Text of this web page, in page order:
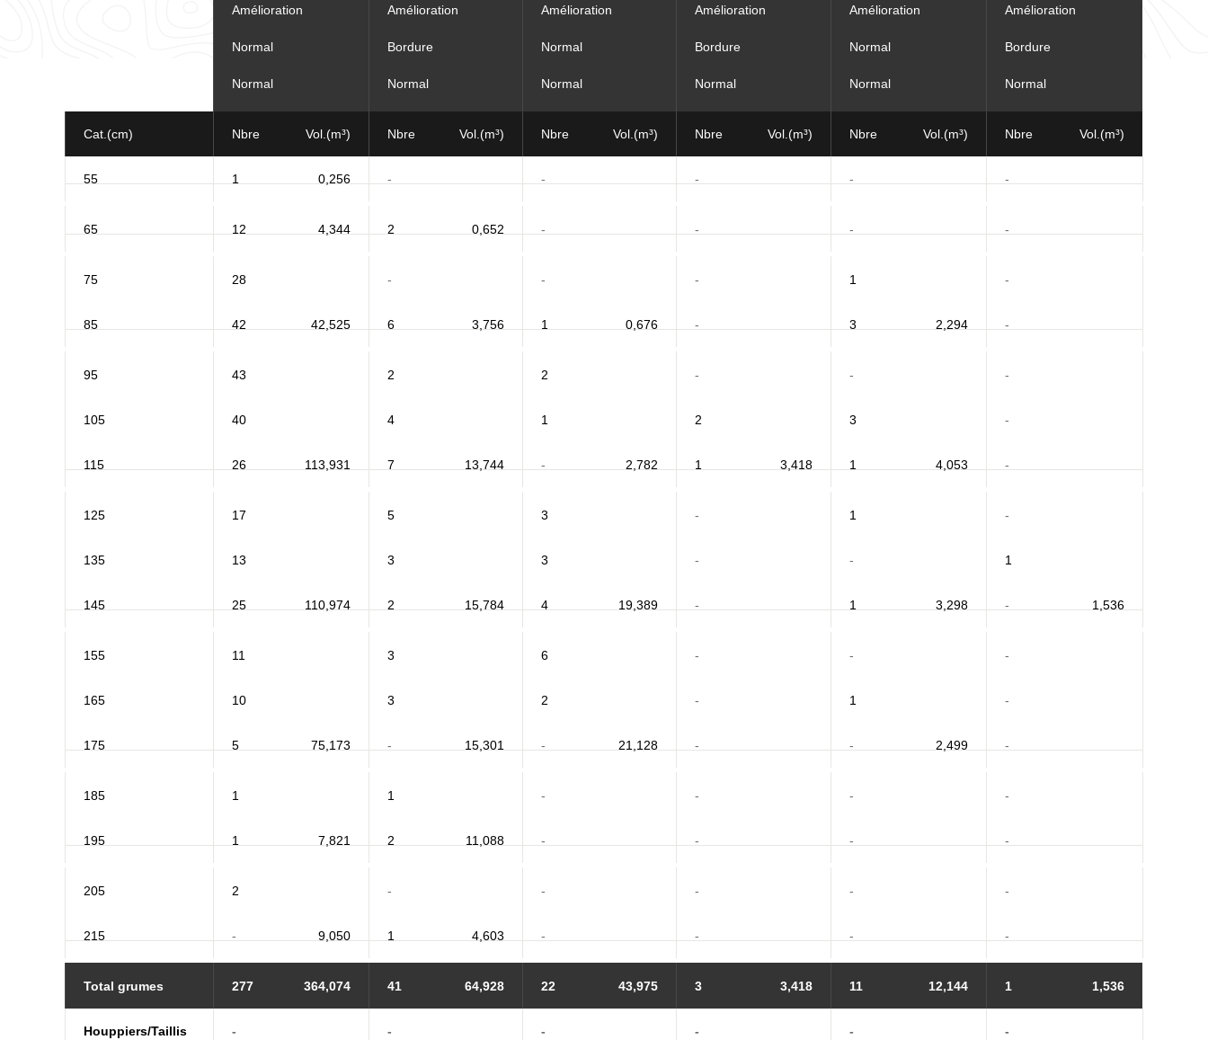
Amélioration Amélioration Amélioration Amélioration Amélioration Amélioration
Normal Bordure Normal Bordure Normal Bordure
Normal Normal Normal Normal Normal Normal
Cat.(cm) Nbre Vol.(m³) Nbre Vol.(m³) Nbre Vol.(m³) Nbre Vol.(m³) Nbre Vol.(m³) Nbre Vol.(m³)
55 1 - - - - -
0,256
65 12 2 - - - -
4,344 0,652
75 28 - - - 1 -
85 42 6 1 - 3 -
42,525 3,756 0,676 2,294
95 43 2 2 - - -
105 40 4 1 2 3 -
115 26 7 - 1 1 -
113,931 13,744 2,782 3,418 4,053
125 17 5 3 - 1 -
135 13 3 3 - - 1
145 25 2 4 - 1 -
110,974 15,784 19,389 3,298 1,536
155 11 3 6 - - -
165 10 3 2 - 1 -
175 5 - - - - -
75,173 15,301 21,128 2,499
185 1 1 - - - -
195 1 2 - - - -
7,821 11,088
205 2 - - - - -
215 - 1 - - - -
9,050 4,603
Total grumes 277 364,074 41 64,928 22 43,975 3 3,418 11 12,144 1 1,536
Houppiers/Taillis - - - - - -